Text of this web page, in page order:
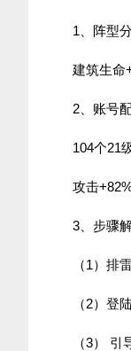
1、阵型
建筑生命
2、账号
104个21
攻击
3、步骤
（1）排
（2）登
（3）